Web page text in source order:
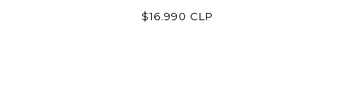
$16.990 CLP